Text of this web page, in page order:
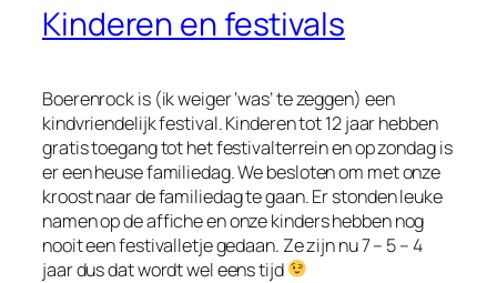
Kinderen en festivals
Boerenrock is (ik weiger ‘was’ te zeggen) een
kindvriendelijk festival. Kinderen tot 12 jaar hebben
gratis toegang tot het festivalterrein en op zondag is
er een heuse familiedag. We besloten om met onze
kroost naar de familiedag te gaan. Er stonden leuke
namen op de affiche en onze kinders hebben nog
nooit een festivalletje gedaan. Ze zijn nu 7 – 5 – 4
jaar dus dat wordt wel eens tijd